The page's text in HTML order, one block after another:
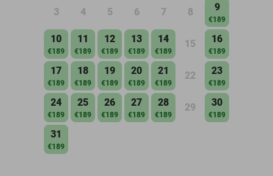
3 4 5 6 7 8 9
€189
10
€189
11
€189
12
€189
13
€189
14
€189
15 16
€189
17
€189
18
€189
19
€189
20
€189
21
€189
22 23
€189
24
€189
25
€189
26
€189
27
€189
28
€189
29 30
€189
31
€189